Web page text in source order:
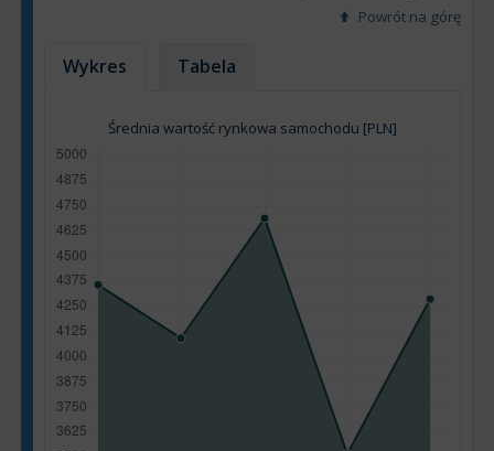
Powrót na górę
Wykres Tabela
Średnia wartość rynkowa samochodu [PLN]